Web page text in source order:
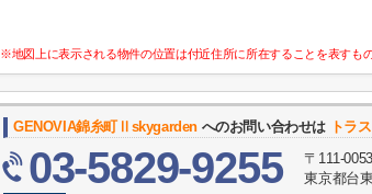
※地図上に表示される物件の位置は付近住所に所在することを表すも
GENOVIA錦糸町Ⅱskygarden へのお問い合わせは トラ
03-5829-9255
〒111-0053
東京都台